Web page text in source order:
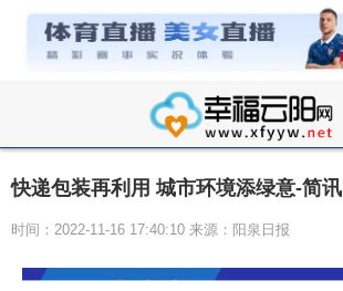
快递包装再利用 城市环境添绿意-简讯
时间：2022-11-16 17:40:10 来源：阳泉日报